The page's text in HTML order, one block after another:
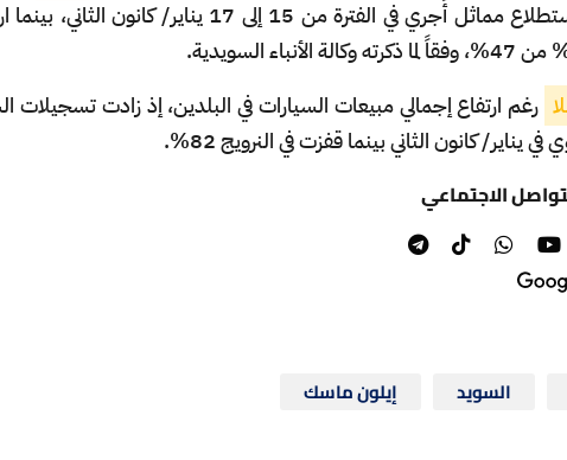
ترامب من 19% في استطلاع مماثل أُجري في الفترة من 15 إلى 17
رغم ارتفاع إجمالي مبيعات السيارات في البلدين، إذ زادت تسجيلات
الاجتماعي
السويد إيلون ماسك